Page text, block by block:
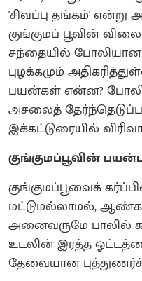
'சிவப்பு தங்கம்' என்று
குங்குமப் பூவின்
சந்தையில் போலியான
புழக்கமும்
பயன்கள் என்ன?
அசலைத்
இக்கட்டுரையில்
குங்குமப்பூவின்
குங்குமப்பூவைக்
மட்டுமல்லாமல்,
அனைவருமே பாலில்
உடலின் இரத்த
தேவையான